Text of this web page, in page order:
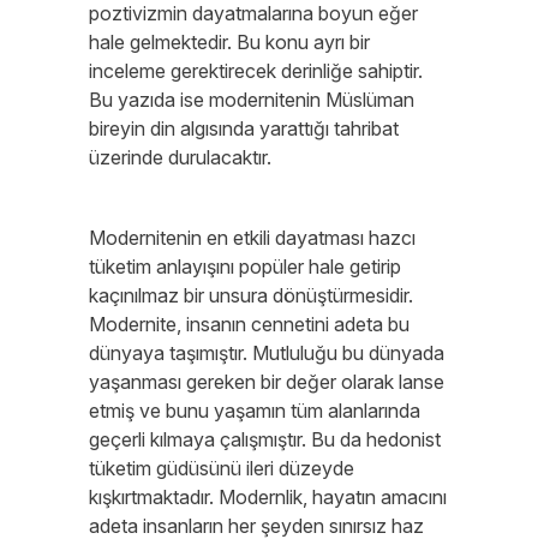
poztivizmin dayatmalarına boyun eğer
hale gelmektedir. Bu konu ayrı bir
inceleme gerektirecek derinliğe sahiptir.
Bu yazıda ise modernitenin Müslüman
bireyin din algısında yarattığı tahribat
üzerinde durulacaktır.
Modernitenin en etkili dayatması hazcı
tüketim anlayışını popüler hale getirip
kaçınılmaz bir unsura dönüştürmesidir.
Modernite, insanın cennetini adeta bu
dünyaya taşımıştır. Mutluluğu bu dünyada
yaşanması gereken bir değer olarak lanse
etmiş ve bunu yaşamın tüm alanlarında
geçerli kılmaya çalışmıştır. Bu da hedonist
tüketim güdüsünü ileri düzeyde
kışkırtmaktadır. Modernlik, hayatın amacını
adeta insanların her şeyden sınırsız haz